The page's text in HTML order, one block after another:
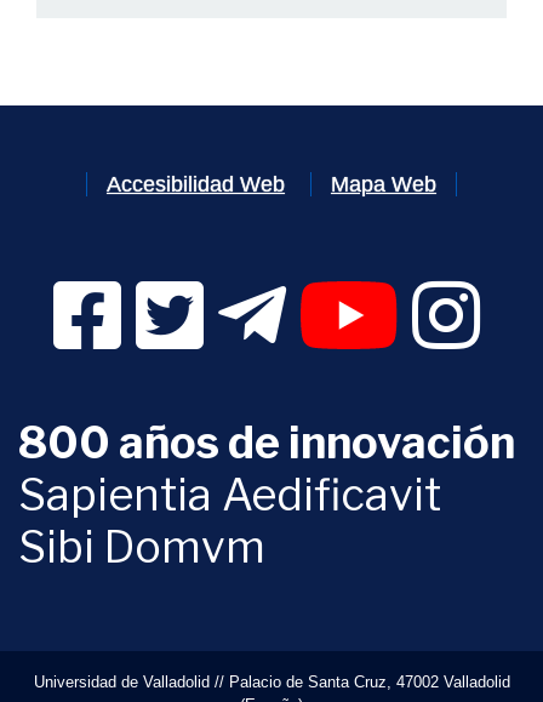
Accesibilidad Web Mapa Web
Facebook Digital UVa (se abrirá en una nueva
Twitter Digital UVa (se abrirá en una
Telegram Digital UVa (se
YouTube Digital
800 años de innovación
Sapientia Aedificavit
Sibi Domvm
Universidad de Valladolid // Palacio de Santa Cruz, 47002 Valladolid